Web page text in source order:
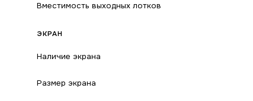
Вместимость выходных лотков
ЭКРАН
Наличие экрана
Размер экрана